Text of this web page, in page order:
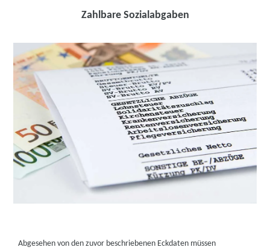
Zahlbare Sozialabgaben
Abgesehen von den zuvor beschriebenen Eckdaten müssen